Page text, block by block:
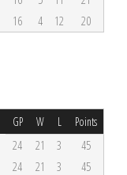
16 4 12 20
GP W L Points
24 21 3
45
24 21 3
45